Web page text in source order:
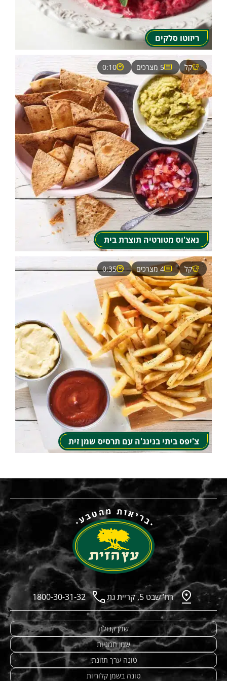
ריזוטו סלקים
נאצ'וס מטורטיה תוצרת בית
קל 5 מצרכים 0:10
צ'יפס ביתי בנינג'ה עם תרסיס שמן זית
קל 4 מצרכים 0:35
רח’ שבט 5, קריית גת 1800-30-31-32
שמן קנולה
שמן חמניות
טונה ערך תזונתי
טונה בשמן קלוריות